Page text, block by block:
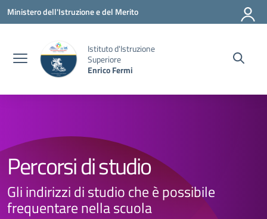
Vai ai contenuti
Vai al menu di navigazione
Vai al footer
Ministero dell'Istruzione e del Merito
Istituto d'Istruzione
Superiore
Enrico Fermi
Percorsi di studio
Gli indirizzi di studio che è possibile
frequentare nella scuola